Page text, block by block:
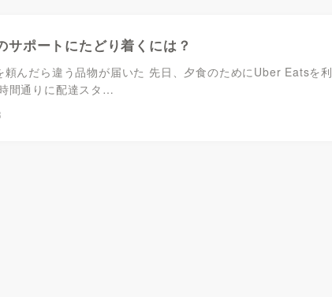
ポートにたどり着くには？
んだら違う品物が届いた 先日、夕食のためにUber Eatsを利
間通りに配達スタ…